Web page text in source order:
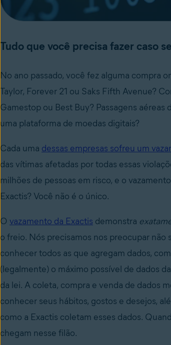
Tudo que você precisa fazer caso
No ano passado, você fez alguma compra
Taylor, Forever 21 ou Saks Fifth Avenue?
Gamestop ou Best Buy? Passagens aéreas
uma plataforma de moedas digitais?
Cada uma dessas empresas sofreu um
das vítimas afetadas por todas essas
milhões de pessoas em risco, e o
Exactis? Você não é o único.
O vazamento da Exactis demonstra
o freio. Nós precisamos nos preocupar não
conhecer todos as que agregam dados,
(legalmente) o máximo possível de dados
da lei. A coleta, compra e venda de dados
conhecer seus hábitos, gostos e desejos,
como a Exactis coletam esses dados.
chegam nesse filão.